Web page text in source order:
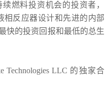
燃料投资机会的投资者，
相反应器设计和先进的内部
快的投资回报和最低的总生
Technologies LLC 的独家合